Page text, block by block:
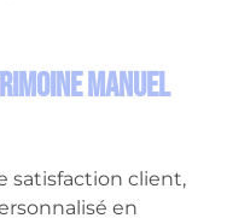
Manuel
satisfaction client,
en